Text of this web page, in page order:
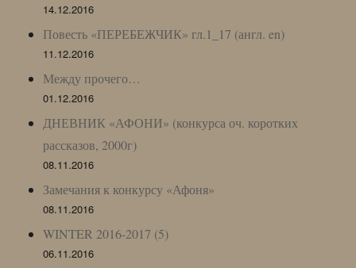
14.12.2016
Повесть «ПЕРЕБЕЖЧИК» гл.1_17 (англ. en)
11.12.2016
Между прочего…
01.12.2016
ДНЕВНИК «АФОНИ» (конкурса оч. коротких
рассказов, 2000г)
08.11.2016
Замечания к конкурсу «Афоня»
08.11.2016
WINTER 2016-2017 (5)
06.11.2016